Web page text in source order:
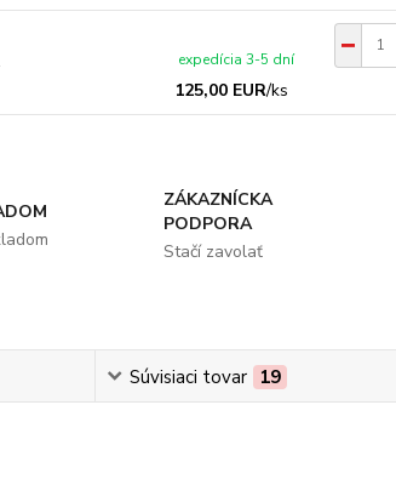
125,00 EUR/ks
expedícia 3-5 dní
ZÁKAZNÍCKA
PODPORA
Stačí zavolať
Súvisiaci tovar 19